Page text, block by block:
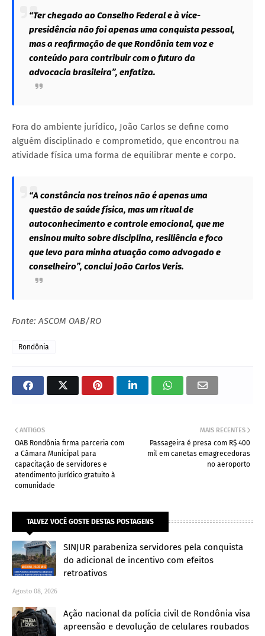
“Ter chegado ao Conselho Federal e à vice-
presidência não foi apenas uma conquista pessoal,
mas a reafirmação de que Rondônia tem voz e
conteúdo para contribuir com o futuro da
advocacia brasileira”, enfatiza.
Fora do ambiente jurídico, João Carlos se define como
alguém disciplinado e comprometido, que encontrou na
atividade física uma forma de equilibrar mente e corpo.
“A constância nos treinos não é apenas uma
questão de saúde física, mas um ritual de
autoconhecimento e controle emocional, que me
ensinou muito sobre disciplina, resiliência e foco
que levo para minha atuação como advogado e
conselheiro”, conclui João Carlos Veris.
Fonte: ASCOM OAB/RO
Rondônia
MAIS RECENTES
Passageira é presa com R$ 400
mil em canetas emagrecedoras
no aeroporto
ANTIGOS
OAB Rondônia firma parceria com
a Câmara Municipal para
capacitação de servidores e
atendimento jurídico gratuito à
comunidade
TALVEZ VOCÊ GOSTE DESTAS POSTAGENS
SINJUR parabeniza servidores pela conquista
do adicional de incentivo com efeitos
retroativos
Agosto 08, 2026
Ação nacional da polícia civil de Rondônia visa
apreensão e devolução de celulares roubados